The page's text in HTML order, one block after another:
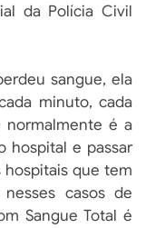
da Polícia Civil
sangue, ela
minuto, cada
normalmente é a
hospital e passar
hospitais que tem
casos de
Sangue Total é